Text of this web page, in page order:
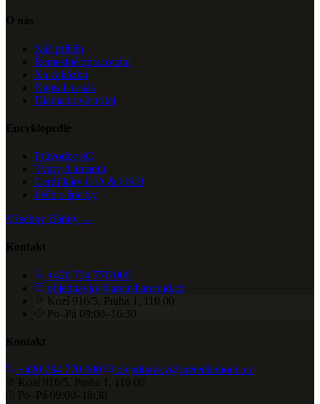
O nás
Náš příběh
Řemeslné zpracování
Na zakázku
Napsali o nás
Diamantová trofej
Encyklopedie
Průvodce 4C
Tvary diamantů
Certifikáty GIA & HRD
Péče o šperky
Všechny články →
Kontakt
+420 734 770 000
objednavky@aretediamond.cz
Kozí 916/5, Praha 1, 110 00
Po–Pá 09:00–16:30
Kontakt
+420 734 770 000
objednavky@aretediamond.cz
Kozí 916/5, Praha 1, 110 00
Po–Pá 09:00–16:30